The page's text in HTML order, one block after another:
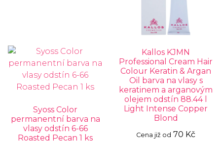
Syoss Color
permanentní barva na
vlasy odstín 6-66
Roasted Pecan 1 ks
Kallos KJMN
Professional Cream Hair
Colour Keratin & Argan
Oil barva na vlasy s
keratinem a arganovým
olejem odstín 88.44 l
Light Intense Copper
Blond
Cena již od 70 Kč